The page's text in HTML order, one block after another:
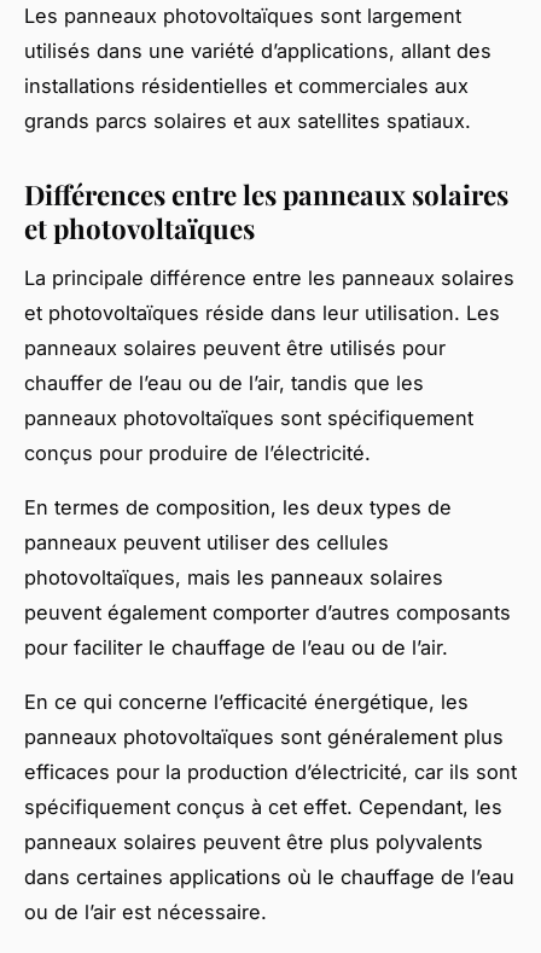
Les panneaux photovoltaïques sont largement
utilisés dans une variété d’applications, allant des
installations résidentielles et commerciales aux
grands parcs solaires et aux satellites spatiaux.
Différences entre les panneaux solaires
et photovoltaïques
La principale différence entre les panneaux solaires
et photovoltaïques réside dans leur utilisation. Les
panneaux solaires peuvent être utilisés pour
chauffer de l’eau ou de l’air, tandis que les
panneaux photovoltaïques sont spécifiquement
conçus pour produire de l’électricité.
En termes de composition, les deux types de
panneaux peuvent utiliser des cellules
photovoltaïques, mais les panneaux solaires
peuvent également comporter d’autres composants
pour faciliter le chauffage de l’eau ou de l’air.
En ce qui concerne l’efficacité énergétique, les
panneaux photovoltaïques sont généralement plus
efficaces pour la production d’électricité, car ils sont
spécifiquement conçus à cet effet. Cependant, les
panneaux solaires peuvent être plus polyvalents
dans certaines applications où le chauffage de l’eau
ou de l’air est nécessaire.